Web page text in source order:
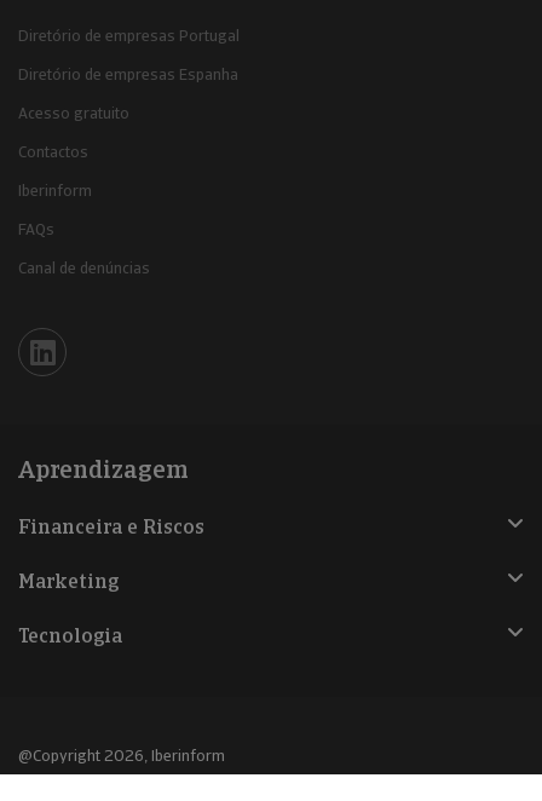
Diretório de empresas Portugal
Diretório de empresas Espanha
Acesso gratuito
Contactos
Iberinform
FAQs
Canal de denúncias
Iberinform en Linkedin
Aprendizagem
Financeira e Riscos
Marketing
Tecnologia
@Copyright 2026, Iberinform